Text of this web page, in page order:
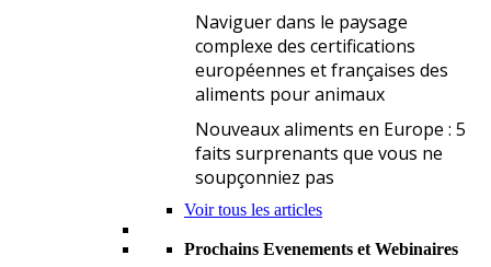
Naviguer dans le paysage
complexe des certifications
européennes et françaises des
aliments pour animaux
Nouveaux aliments en Europe : 5
faits surprenants que vous ne
soupçonniez pas
Voir tous les articles
Prochains Evenements et Webinaires